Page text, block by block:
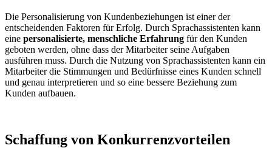
Die Personalisierung von Kundenbeziehungen ist einer der
entscheidenden Faktoren für Erfolg. Durch Sprachassistenten kann
eine personalisierte, menschliche Erfahrung für den Kunden
geboten werden, ohne dass der Mitarbeiter seine Aufgaben
ausführen muss. Durch die Nutzung von Sprachassistenten kann ein
Mitarbeiter die Stimmungen und Bedürfnisse eines Kunden schnell
und genau interpretieren und so eine bessere Beziehung zum
Kunden aufbauen.
Schaffung von Konkurrenzvorteilen